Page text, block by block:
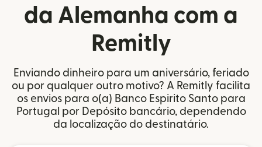
da Alemanha com a
Remitly
Enviando dinheiro para um aniversário, feriado
ou por qualquer outro motivo? A Remitly facilita
os envios para o(a) Banco Espirito Santo para
Portugal por Depósito bancário, dependendo
da localização do destinatário.